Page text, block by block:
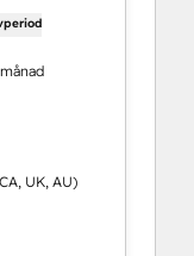
UK, AU)